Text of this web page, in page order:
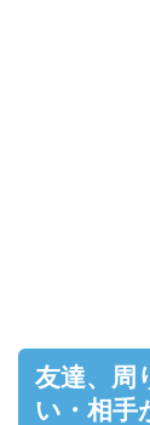
友達、周
い・相手